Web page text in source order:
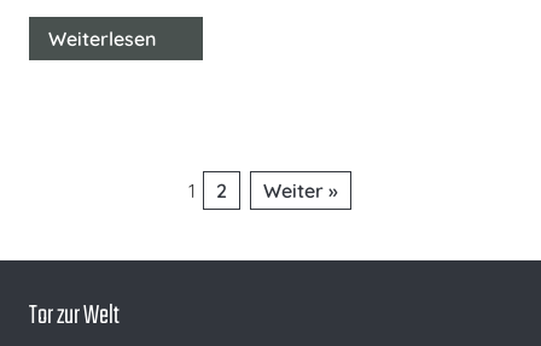
Weiterlesen
1 2 Weiter »
Tor zur Welt